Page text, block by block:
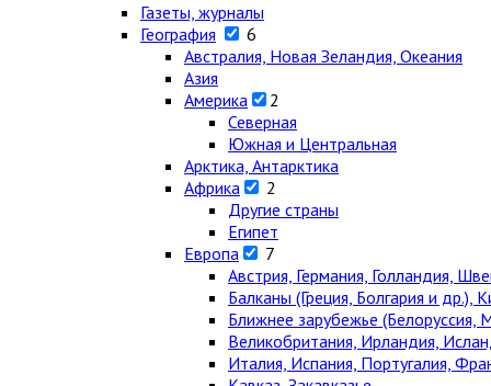
Газеты, журналы
География
6
Австралия, Новая Зеландия, Океания
Азия
Америка
2
Северная
Южная и Центральная
Арктика, Антарктика
Африка
2
Другие страны
Египет
Европа
7
Австрия, Германия, Голландия,
Балканы (Греция, Болгария и др.),
Ближнее зарубежье (Белоруссия,
Великобритания, Ирландия,
Италия, Испания, Португалия,